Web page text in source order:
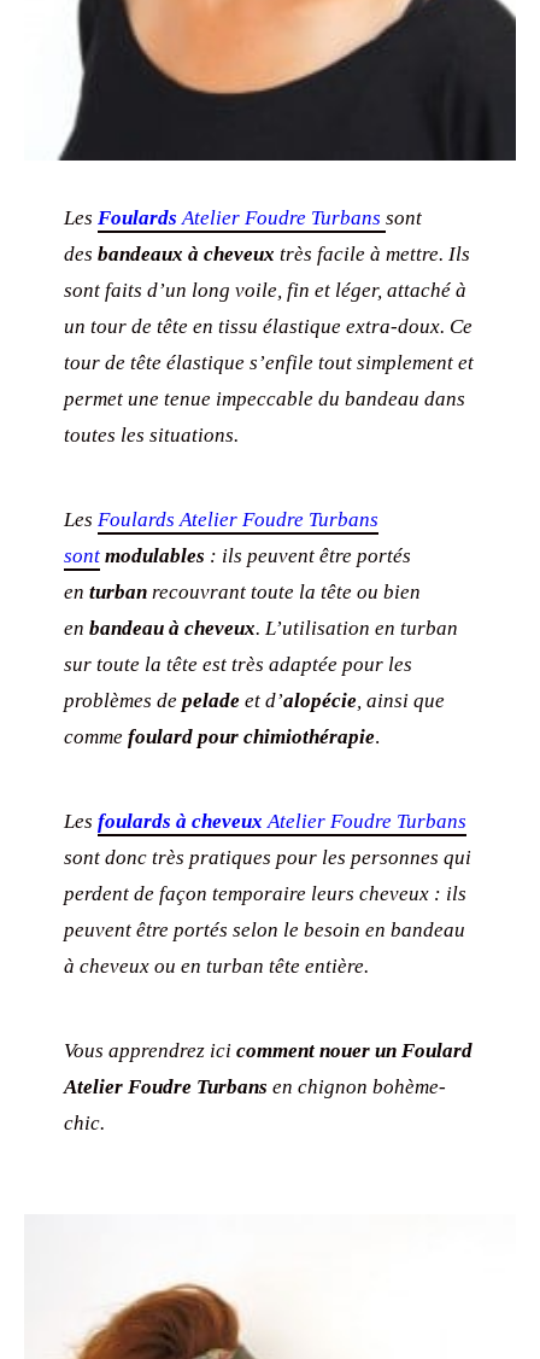
Les Foulards Atelier Foudre Turbans sont
des bandeaux à cheveux très facile à mettre. Ils
sont faits d’un long voile, fin et léger, attaché à
un tour de tête en tissu élastique extra-doux. Ce
tour de tête élastique s’enfile tout simplement et
permet une tenue impeccable du bandeau dans
toutes les situations.
Les Foulards Atelier Foudre Turbans
sont modulables : ils peuvent être portés
en turbanrecouvrant toute la tête ou bien
en bandeau à cheveux. L’utilisation en turban
sur toute la tête est très adaptée pour les
problèmes de pelade et d’alopécie , ainsi que
comme foulard pour chimiothérapie.
Les foulards à cheveux Atelier Foudre Turbans
sont donc très pratiques pour les personnes qui
perdent de façon temporaire leurs cheveux : ils
peuvent être portés selon le besoin en bandeau
à cheveux ou en turban tête entière.
Vous apprendrez ici comment nouer un Foulard
Atelier Foudre Turbans en chignon bohème-
chic.